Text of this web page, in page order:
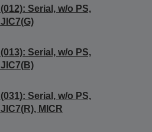
Serial, w/o PS,
Serial, w/o PS,
Serial, w/o PS,
MICR